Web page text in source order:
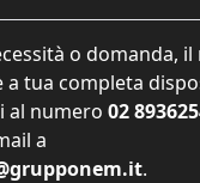
o domanda,
a tua completa
al numero 02
a
.